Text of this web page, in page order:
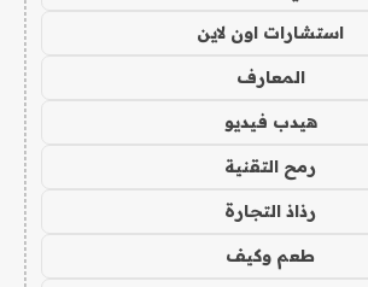
استشارات اون لاين
المعارف
هيدب فيديو
رمح التقنية
رذاذ التجارة
طعم وكيف